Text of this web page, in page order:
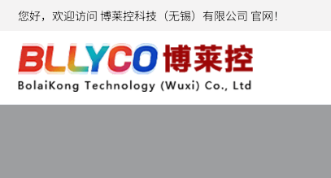
您好，欢迎访问 博莱控科技（无锡）有限公司 官网！